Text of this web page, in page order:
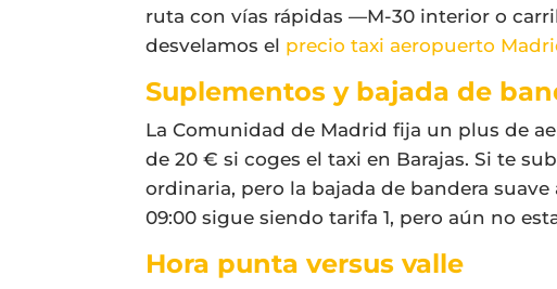
ruta con vías rápidas —M-30 interior o
desvelamos el precio taxi aeropuerto
Suplementos y bajada de
La Comunidad de Madrid fija un plus de
de 20 € si coges el taxi en Barajas. Si te
ordinaria, pero la bajada de bandera
09:00 sigue siendo tarifa 1, pero aún no
Hora punta versus valle